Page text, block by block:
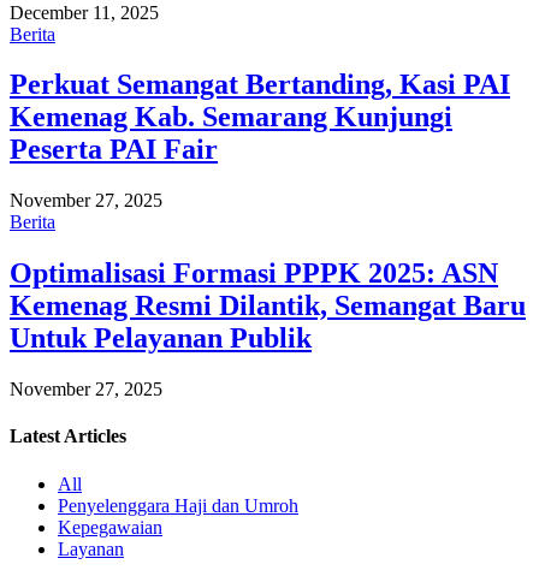
December 11, 2025
Berita
Perkuat Semangat Bertanding, Kasi PAI
Kemenag Kab. Semarang Kunjungi
Peserta PAI Fair
November 27, 2025
Berita
Optimalisasi Formasi PPPK 2025: ASN
Kemenag Resmi Dilantik, Semangat Baru
Untuk Pelayanan Publik
November 27, 2025
Latest Articles
All
Penyelenggara Haji dan Umroh
Kepegawaian
Layanan